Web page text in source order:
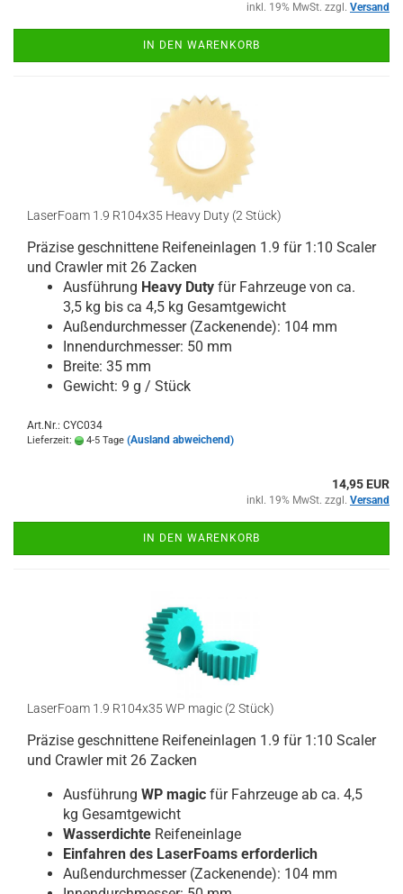
inkl. 19% MwSt. zzgl. Versand
IN DEN WARENKORB
LaserFoam 1.9 R104x35 Heavy Duty (2 Stück)
Präzise geschnittene Reifeneinlagen 1.9 für 1:10 Scaler
und Crawler mit 26 Zacken
Ausführung Heavy Duty für Fahrzeuge von ca.
3,5 kg bis ca 4,5 kg Gesamtgewicht
Außendurchmesser (Zackenende): 104 mm
Innendurchmesser: 50 mm
Breite: 35 mm
Gewicht: 9 g / Stück
Art.Nr.: CYC034
Lieferzeit: 4-5 Tage (Ausland abweichend)
14,95 EUR
inkl. 19% MwSt. zzgl. Versand
IN DEN WARENKORB
LaserFoam 1.9 R104x35 WP magic (2 Stück)
Präzise geschnittene Reifeneinlagen 1.9 für 1:10 Scaler
und Crawler mit 26 Zacken
Ausführung WP magic für Fahrzeuge ab ca. 4,5
kg Gesamtgewicht
Wasserdichte Reifeneinlage
Einfahren des LaserFoams erforderlich
Außendurchmesser (Zackenende): 104 mm